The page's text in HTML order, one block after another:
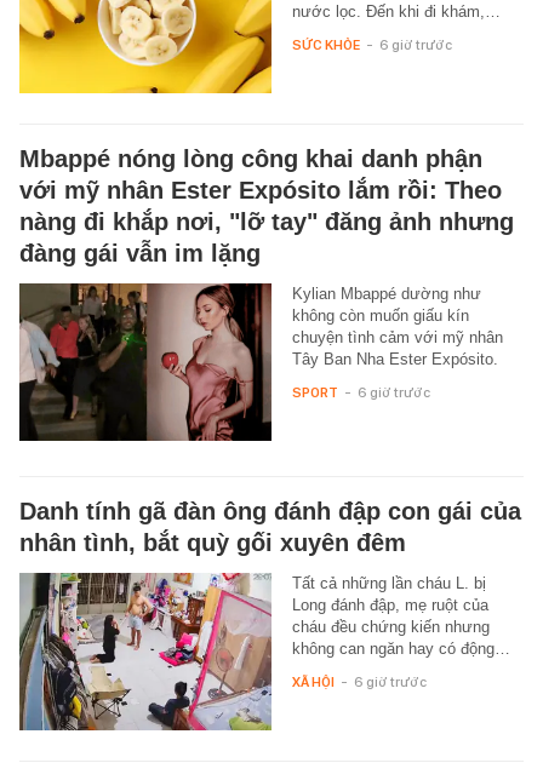
nước lọc. Đến khi đi khám,…
SỨC KHỎE - 6 giờ trước
Mbappé nóng lòng công khai danh phận
với mỹ nhân Ester Expósito lắm rồi: Theo
nàng đi khắp nơi, "lỡ tay" đăng ảnh nhưng
đàng gái vẫn im lặng
Kylian Mbappé dường như
không còn muốn giấu kín
chuyện tình cảm với mỹ nhân
Tây Ban Nha Ester Expósito.
SPORT - 6 giờ trước
Danh tính gã đàn ông đánh đập con gái của
nhân tình, bắt quỳ gối xuyên đêm
Tất cả những lần cháu L. bị
Long đánh đập, mẹ ruột của
cháu đều chứng kiến nhưng
không can ngăn hay có động…
XÃ HỘI - 6 giờ trước